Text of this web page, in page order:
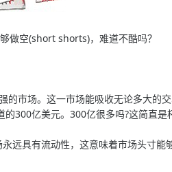
做空(short shorts)，难道不酷吗？
市场。这一市场能吸收无论多大的
300亿美元。300亿很多吗?这简直是
具有流动性，这意味着市场头寸能